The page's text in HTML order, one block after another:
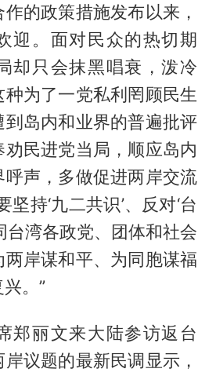
的政策措施发布以来，
迎。面对民众的热切期
却只会抹黑唱衰，泼冷
为了一党私利罔顾民生
到岛内和业界的普遍批评
民进党当局，顺应岛内
呼声，多做促进两岸交流
坚持‘九二共识’、反对‘台
台湾各政党、团体和社会
岸谋和平、为同胞谋福
。”
郑丽文来大陆参访返台
议题的最新民调显示，